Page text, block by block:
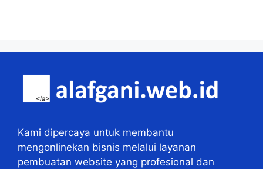
Kami dipercaya untuk membantu
mengonlinekan bisnis melalui layanan
pembuatan website yang profesional dan